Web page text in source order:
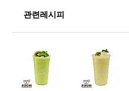
관련레시피